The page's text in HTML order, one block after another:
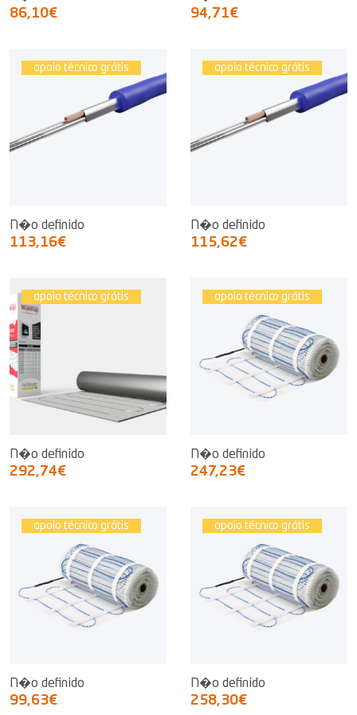
86,10€ 94,71€
apoio técnico grátis
N�o definido
113,16€
apoio técnico grátis
N�o definido
115,62€
apoio técnico grátis
N�o definido
292,74€
apoio técnico grátis
N�o definido
247,23€
apoio técnico grátis
N�o definido
99,63€
apoio técnico grátis
N�o definido
258,30€